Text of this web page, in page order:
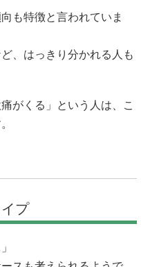
も特徴と言われていま
、はっきり分かれる人も
がくる」という人は、こ
プ